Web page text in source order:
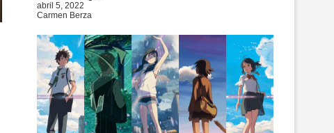
abril 5, 2022
Carmen Berza